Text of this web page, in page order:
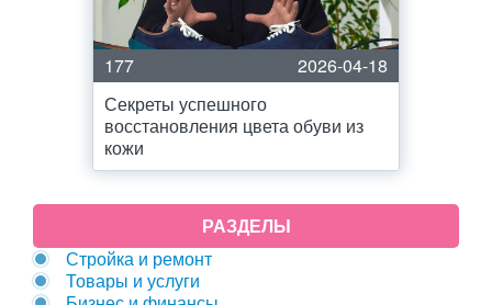
177
2026-04-18
Секреты успешного
восстановления цвета обуви из
кожи
РАЗДЕЛЫ
Стройка и ремонт
Товары и услуги